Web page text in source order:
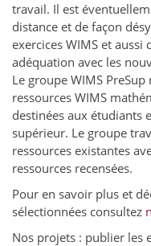
travail. Il est
distance et de façon
exercices WIMS et
adéquation avec les
Le groupe WIMS
ressources WIMS
destinées aux étudiants
supérieur. Le groupe
ressources existantes
ressources recensées.
Pour en savoir plus et
sélectionnées consultez
Nos projets : publier les